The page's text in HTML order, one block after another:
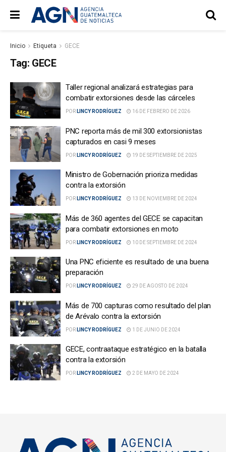
Inicio Etiqueta GECE
Tag: GECE
Taller regional analizará estrategias para
combatir extorsiones desde las cárceles
POR LINCY RODRÍGUEZ 16 DE FEBRERO DE 2026
PNC reporta más de mil 300 extorsionistas
capturados en casi 9 meses
POR LINCY RODRÍGUEZ 19 DE SEPTIEMBRE DE 2025
Ministro de Gobernación prioriza medidas
contra la extorsión
POR LINCY RODRÍGUEZ 13 DE NOVIEMBRE DE 2024
Más de 360 agentes del GECE se capacitan
para combatir extorsiones en moto
POR LINCY RODRÍGUEZ 10 DE SEPTIEMBRE DE 2024
Una PNC eficiente es resultado de una buena
preparación
POR LINCY RODRÍGUEZ 29 DE AGOSTO DE 2024
Más de 700 capturas como resultado del plan
de Arévalo contra la extorsión
POR LINCY RODRÍGUEZ 1 DE JUNIO DE 2024
GECE, contraataque estratégico en la batalla
contra la extorsión
POR LINCY RODRÍGUEZ 2 DE MAYO DE 2024